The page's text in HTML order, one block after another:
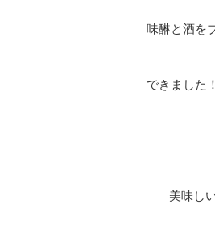
味醂と酒を
できました
美味しい